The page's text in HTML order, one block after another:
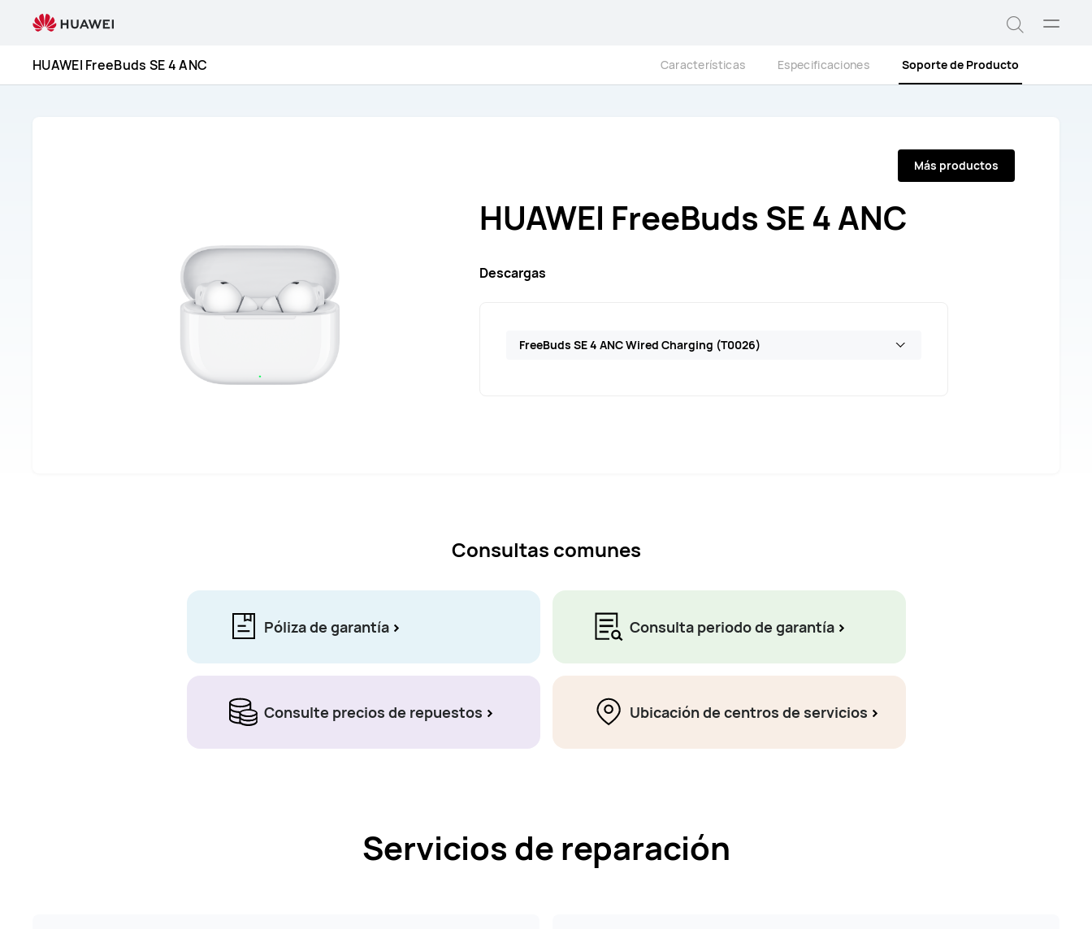
Servicio
HUAWEI
Abrir
HUAWEI FreeBuds SE 4 ANC
Características Especificaciones Soporte de Producto
HUAWEI FreeBuds SE 4 ANC
Descargas
FreeBuds SE 4 ANC Wired Charging (T0026)
Más productos
Consultas comunes
Póliza de garantía Consulta periodo de garantía
Consulte precios de repuestos Ubicación de centros de servicios
Servicios de reparación